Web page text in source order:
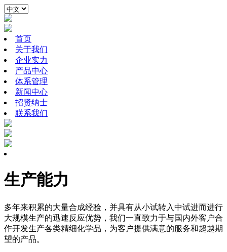
首页
关于我们
企业实力
产品中心
体系管理
新闻中心
招贤纳士
联系我们
生产能力
多年来积累的大量合成经验，并具有从小试转入中试进而进行
大规模生产的迅速反应优势，我们一直致力于与国内外客户合
作开发生产各类精细化学品，为客户提供满意的服务和超越期
望的产品。